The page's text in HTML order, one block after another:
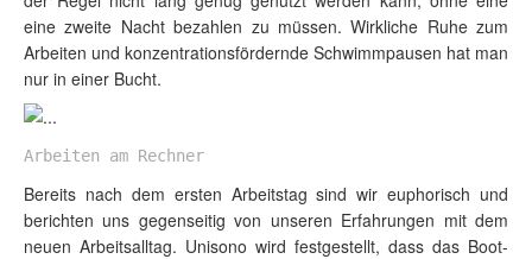
eine zweite Nacht bezahlen zu müssen. Wirkliche Ruhe zum
Arbeiten und konzentrationsfördernde Schwimmpausen hat man
nur in einer Bucht.
Arbeiten am Rechner
Bereits nach dem ersten Arbeitstag sind wir euphorisch und
berichten uns gegenseitig von unseren Erfahrungen mit dem
neuen Arbeitsalltag. Unisono wird festgestellt, dass das Boot-